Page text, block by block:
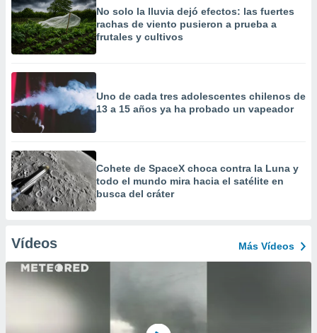
No solo la lluvia dejó efectos: las fuertes
rachas de viento pusieron a prueba a
frutales y cultivos
Uno de cada tres adolescentes chilenos de
13 a 15 años ya ha probado un vapeador
Cohete de SpaceX choca contra la Luna y
todo el mundo mira hacia el satélite en
busca del cráter
Vídeos Más Vídeos